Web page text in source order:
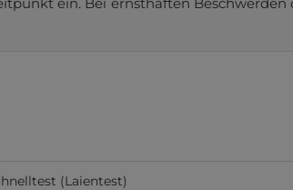
(Laientest)